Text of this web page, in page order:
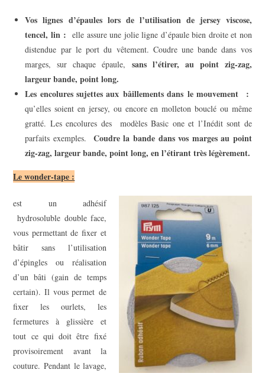
Vos lignesd’épaules lors de l’utilisation de jersey viscose,
tencel, lin: elle assure une jolie ligne d’épaule bien droite et non
distendue par le port du vêtement. Coudre une bande dans vos
marges, sur chaque épaule, sansl’étirer, au point zig-zag,
largeur bande, point long.
Les encolures sujettes aux bâillements dans le mouvement :
qu’elles soient en jersey, ou encore en molleton bouclé ou même
gratté. Les encolures des modèles Basic one et l’Inédit sont de
parfaits exemples. Coudre la bande dans vos marges au point
zig-zag, largeur bande, point long, en l’étirant très légèrement.
Le wonder-tape :
est un adhésif
hydrosoluble double face,
vous permettant de fixer et
bâtir sans l’utilisation
d’épingles ou réalisation
d’un bâti (gain de temps
certain). Il vous permet de
fixer les ourlets, les
fermetures à glissière et
tout ce qui doit être fixé
provisoirement avant la
couture. Pendant le lavage,